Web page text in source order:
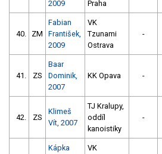
2009
Praha
40. ZM
Fabian
František,
2009
VK
Tzunami
Ostrava
-
41. ZS
Baar
Dominik,
2007
KK Opava -
42. ZS
Klimeš
Vít, 2007
TJ Kralupy,
oddíl
kanoistiky
-
Kápka
VK